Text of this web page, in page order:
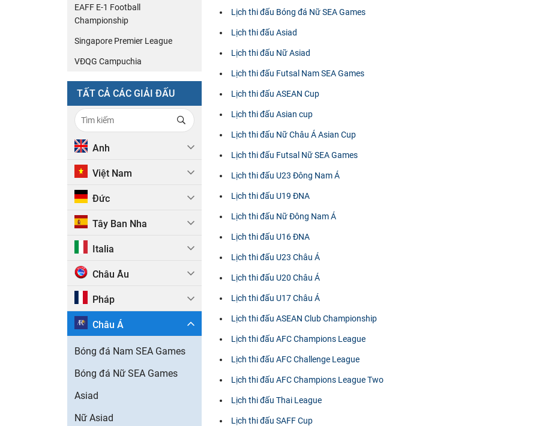
EAFF E-1 Football
Championship
Singapore Premier League
VĐQG Campuchia
TẤT CẢ CÁC GIẢI ĐẤU
Anh
Việt Nam
Đức
Tây Ban Nha
Italia
Châu Âu
Pháp
Châu Á
Bóng đá Nam SEA Games
Bóng đá Nữ SEA Games
Asiad
Nữ Asiad
Lịch thi đấu Bóng đá Nữ SEA Games
Lịch thi đấu Asiad
Lịch thi đấu Nữ Asiad
Lịch thi đấu Futsal Nam SEA Games
Lịch thi đấu ASEAN Cup
Lịch thi đấu Asian cup
Lịch thi đấu Nữ Châu Á Asian Cup
Lịch thi đấu Futsal Nữ SEA Games
Lịch thi đấu U23 Đông Nam Á
Lịch thi đấu U19 ĐNA
Lịch thi đấu Nữ Đông Nam Á
Lịch thi đấu U16 ĐNA
Lịch thi đấu U23 Châu Á
Lịch thi đấu U20 Châu Á
Lịch thi đấu U17 Châu Á
Lịch thi đấu ASEAN Club Championship
Lịch thi đấu AFC Champions League
Lịch thi đấu AFC Challenge League
Lịch thi đấu AFC Champions League Two
Lịch thi đấu Thai League
Lịch thi đấu SAFF Cup